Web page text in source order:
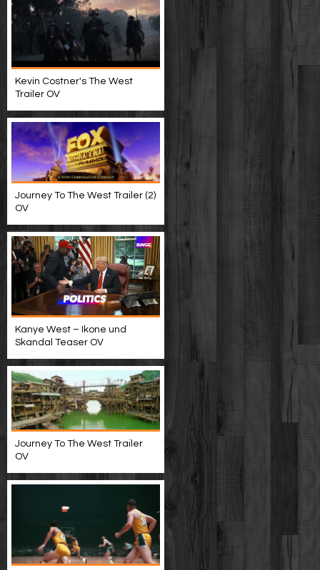
Kevin Costner's The West
Trailer OV
Journey To The West Trailer (2)
OV
Kanye West – Ikone und
Skandal Teaser OV
Journey To The West Trailer
OV